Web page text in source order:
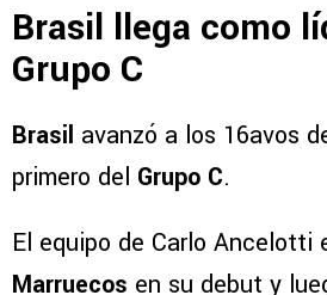
Brasil llega como
Grupo C
Brasil avanzó a los 16avos
primero del Grupo C.
El equipo de Carlo Ancelotti
Marruecos en su debut y